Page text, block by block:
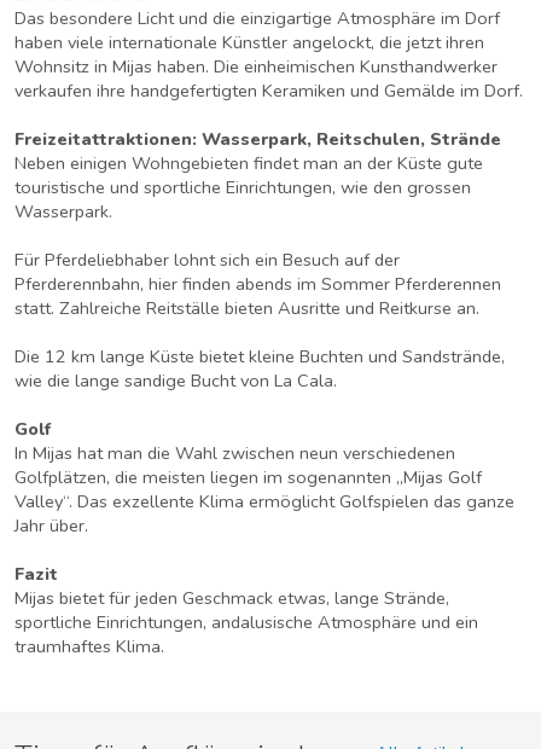
Das besondere Licht und die einzigartige Atmosphäre im Dorf
haben viele internationale Künstler angelockt, die jetzt ihren
Wohnsitz in Mijas haben. Die einheimischen Kunsthandwerker
verkaufen ihre handgefertigten Keramiken und Gemälde im Dorf.
Freizeitattraktionen: Wasserpark, Reitschulen, Strände
Neben einigen Wohngebieten findet man an der Küste gute
touristische und sportliche Einrichtungen, wie den grossen
Wasserpark.
Für Pferdeliebhaber lohnt sich ein Besuch auf der
Pferderennbahn, hier finden abends im Sommer Pferderennen
statt. Zahlreiche Reitställe bieten Ausritte und Reitkurse an.
Die 12 km lange Küste bietet kleine Buchten und Sandstrände,
wie die lange sandige Bucht von La Cala.
Golf
In Mijas hat man die Wahl zwischen neun verschiedenen
Golfplätzen, die meisten liegen im sogenannten „Mijas Golf
Valley“. Das exzellente Klima ermöglicht Golfspielen das ganze
Jahr über.
Fazit
Mijas bietet für jeden Geschmack etwas, lange Strände,
sportliche Einrichtungen, andalusische Atmosphäre und ein
traumhaftes Klima.